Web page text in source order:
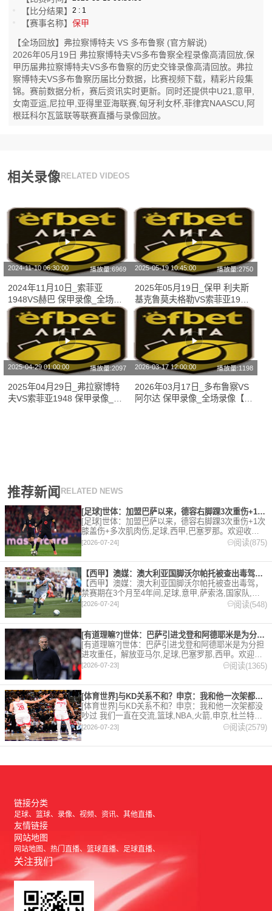
【比分结果】2 : 1
【赛事名称】保甲
【全场回放】弗拉察博特夫 VS 多布鲁察 (官方解说)
2026年05月19日 弗拉察博特夫VS多布鲁察全程录像高清回放,保
甲历届弗拉察博特夫VS多布鲁察的历史交锋录像高清回放。弗拉
察博特夫VS多布鲁察历届比分数据，比赛视频下载，精彩片段集
锦。赛前数据分析，赛后资讯实时更新。同时还提供中U21,意甲,
女南亚运,尼拉甲,亚得里亚海联赛,匈牙利女杯,菲律宾NAASCU,阿
根廷科尔瓦篮联等联赛直播与录像回放。
相关录像 RELATED VIDEOS
2024-11-10 06:30:00 播放量:6969
2024年11月10日_索菲亚
1948VS赫巴 保甲录像_全场录
像【全场回放】
2025-05-19 10:45:00 播放量:2750
2025年05月19日_保甲 利夫斯
基克鲁莫夫格勒VS索菲亚1948
录像_全场录像【视频集锦】
2025-04-29 01:00:00 播放量:2097
2025年04月29日_弗拉察博特
夫VS索菲亚1948 保甲录像_全
2026-03-17 12:00:00 播放量:1198
2026年03月17日_多布鲁察VS
阿尔达 保甲录像_全场录像【全
推荐新闻 RELATED NEWS
[足球]世体：加盟巴萨以来，德容右脚踝3次重伤+1次膝盖伤+
[足球]世体：加盟巴萨以来，德容右脚踝3次重伤+1次
膝盖伤+多次肌肉伤,足球,西甲,巴塞罗那。欢迎收藏
本站，24小时为你更新最新的足球，篮球体育资讯。
[2026-07-24] 阅读(875)
【西甲】澳媒：澳大利亚国脚沃尔帕托被查出毒驾，禁赛期在3个月
【西甲】澳媒：澳大利亚国脚沃尔帕托被查出毒驾，
禁赛期在3个月至4年间,足球,意甲,萨索洛,国家队,澳
大利亚,英超,西甲,德甲,法甲,五洲。欢迎收藏本站，
[2026-07-24] 阅读(548)
[有道理嘛?]世体：巴萨引进戈登和阿德耶米是为分担进攻重任，
[有道理嘛?]世体：巴萨引进戈登和阿德耶米是为分担
进攻重任，解放亚马尔,足球,巴塞罗那,西甲。欢迎收
藏本站，24小时为你更新最新的足球，篮球体育资
[2026-07-23] 阅读(1365)
[体育世界]与KD关系不和？申京：我和他一次架都没吵过 我们
[体育世界]与KD关系不和？申京：我和他一次架都没
吵过 我们一直在交流,篮球,NBA,火箭,申京,杜兰特。
欢迎收藏本站，24小时为你更新最新的足球，篮球体
育资讯。
[2026-07-23] 阅读(2579)
链接分类
足球 篮球 录像 视频 资讯 其他直播
友情链接
网站地图
网站地图 热门直播 篮球直播 足球直播
关注我们